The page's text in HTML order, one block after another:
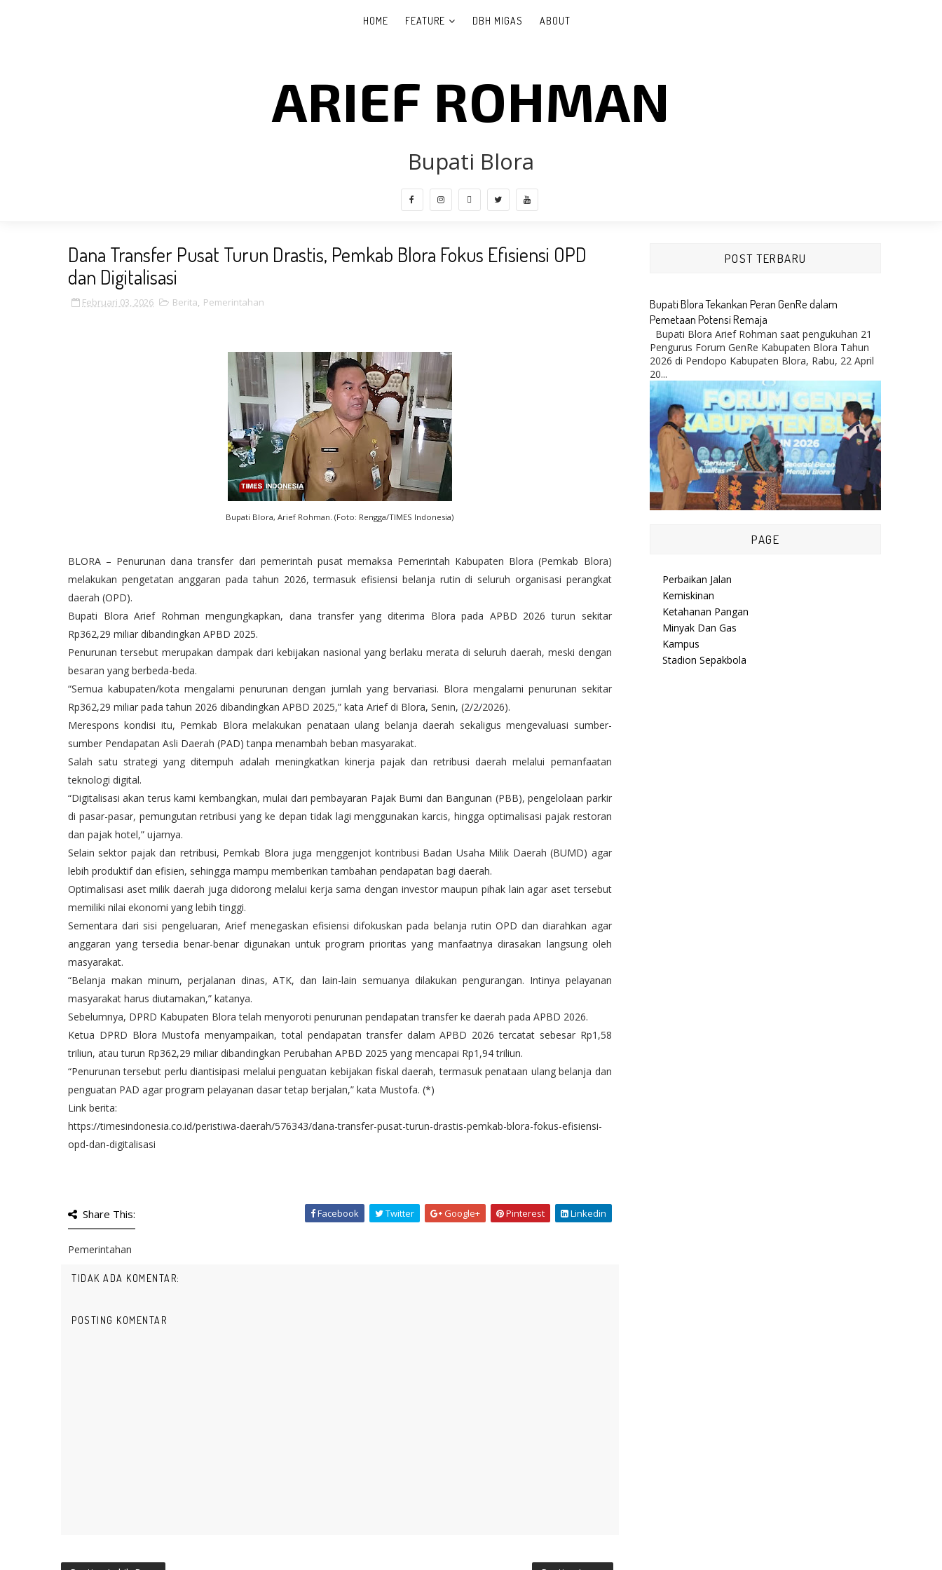
HOME FEATURE DBH MIGAS ABOUT
ARIEF ROHMAN
Bupati Blora
Dana Transfer Pusat Turun Drastis, Pemkab Blora Fokus Efisiensi OPD
dan Digitalisasi
Februari 03, 2026 Berita, Pemerintahan
Bupati Blora, Arief Rohman. (Foto: Rengga/TIMES Indonesia)
BLORA – Penurunan dana transfer dari pemerintah pusat memaksa Pemerintah Kabupaten Blora (Pemkab Blora)
melakukan pengetatan anggaran pada tahun 2026, termasuk efisiensi belanja rutin di seluruh organisasi perangkat
daerah (OPD).
Bupati Blora Arief Rohman mengungkapkan, dana transfer yang diterima Blora pada APBD 2026 turun sekitar
Rp362,29 miliar dibandingkan APBD 2025.
Penurunan tersebut merupakan dampak dari kebijakan nasional yang berlaku merata di seluruh daerah, meski dengan
besaran yang berbeda-beda.
“Semua kabupaten/kota mengalami penurunan dengan jumlah yang bervariasi. Blora mengalami penurunan sekitar
Rp362,29 miliar pada tahun 2026 dibandingkan APBD 2025,” kata Arief di Blora, Senin, (2/2/2026).
Merespons kondisi itu, Pemkab Blora melakukan penataan ulang belanja daerah sekaligus mengevaluasi sumber-
sumber Pendapatan Asli Daerah (PAD) tanpa menambah beban masyarakat.
Salah satu strategi yang ditempuh adalah meningkatkan kinerja pajak dan retribusi daerah melalui pemanfaatan
teknologi digital.
“Digitalisasi akan terus kami kembangkan, mulai dari pembayaran Pajak Bumi dan Bangunan (PBB), pengelolaan parkir
di pasar-pasar, pemungutan retribusi yang ke depan tidak lagi menggunakan karcis, hingga optimalisasi pajak restoran
dan pajak hotel,” ujarnya.
Selain sektor pajak dan retribusi, Pemkab Blora juga menggenjot kontribusi Badan Usaha Milik Daerah (BUMD) agar
lebih produktif dan efisien, sehingga mampu memberikan tambahan pendapatan bagi daerah.
Optimalisasi aset milik daerah juga didorong melalui kerja sama dengan investor maupun pihak lain agar aset tersebut
memiliki nilai ekonomi yang lebih tinggi.
Sementara dari sisi pengeluaran, Arief menegaskan efisiensi difokuskan pada belanja rutin OPD dan diarahkan agar
anggaran yang tersedia benar-benar digunakan untuk program prioritas yang manfaatnya dirasakan langsung oleh
masyarakat.
“Belanja makan minum, perjalanan dinas, ATK, dan lain-lain semuanya dilakukan pengurangan. Intinya pelayanan
masyarakat harus diutamakan,” katanya.
Sebelumnya, DPRD Kabupaten Blora telah menyoroti penurunan pendapatan transfer ke daerah pada APBD 2026.
Ketua DPRD Blora Mustofa menyampaikan, total pendapatan transfer dalam APBD 2026 tercatat sebesar Rp1,58
triliun, atau turun Rp362,29 miliar dibandingkan Perubahan APBD 2025 yang mencapai Rp1,94 triliun.
“Penurunan tersebut perlu diantisipasi melalui penguatan kebijakan fiskal daerah, termasuk penataan ulang belanja dan
penguatan PAD agar program pelayanan dasar tetap berjalan,” kata Mustofa. (*)
Link berita:
https://timesindonesia.co.id/peristiwa-daerah/576343/dana-transfer-pusat-turun-drastis-pemkab-blora-fokus-efisiensi-
opd-dan-digitalisasi
Share This: Facebook Twitter Google+ Pinterest Linkedin
Pemerintahan
TIDAK ADA KOMENTAR:
POSTING KOMENTAR
POST TERBARU
Bupati Blora Tekankan Peran GenRe dalam
Pemetaan Potensi Remaja
Bupati Blora Arief Rohman saat pengukuhan 21
Pengurus Forum GenRe Kabupaten Blora Tahun
2026 di Pendopo Kabupaten Blora, Rabu, 22 April
20...
PAGE
Perbaikan Jalan
Kemiskinan
Ketahanan Pangan
Minyak Dan Gas
Kampus
Stadion Sepakbola